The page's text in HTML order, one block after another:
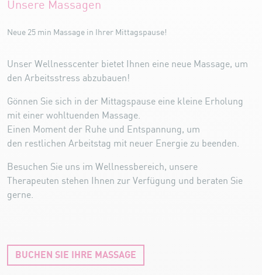
Unsere Massagen
Neue 25 min Massage in Ihrer Mittagspause!
Unser Wellnesscenter bietet Ihnen eine neue Massage, um
den Arbeitsstress abzubauen!
Gönnen Sie sich in der Mittagspause eine kleine Erholung
mit einer wohltuenden Massage.
Einen Moment der Ruhe und Entspannung, um
den restlichen Arbeitstag mit neuer Energie zu beenden.
Besuchen Sie uns im Wellnessbereich, unsere
Therapeuten stehen Ihnen zur Verfügung und beraten Sie
gerne.
BUCHEN SIE IHRE MASSAGE